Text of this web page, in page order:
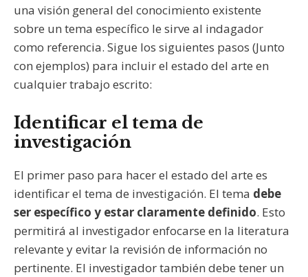
una visión general del conocimiento existente
sobre un tema específico le sirve al indagador
como referencia. Sigue los siguientes pasos (Junto
con ejemplos) para incluir el estado del arte en
cualquier trabajo escrito:
Identificar el tema de
investigación
El primer paso para hacer el estado del arte es
identificar el tema de investigación. El tema debe
ser específico y estar claramente definido. Esto
permitirá al investigador enfocarse en la literatura
relevante y evitar la revisión de información no
pertinente. El investigador también debe tener un